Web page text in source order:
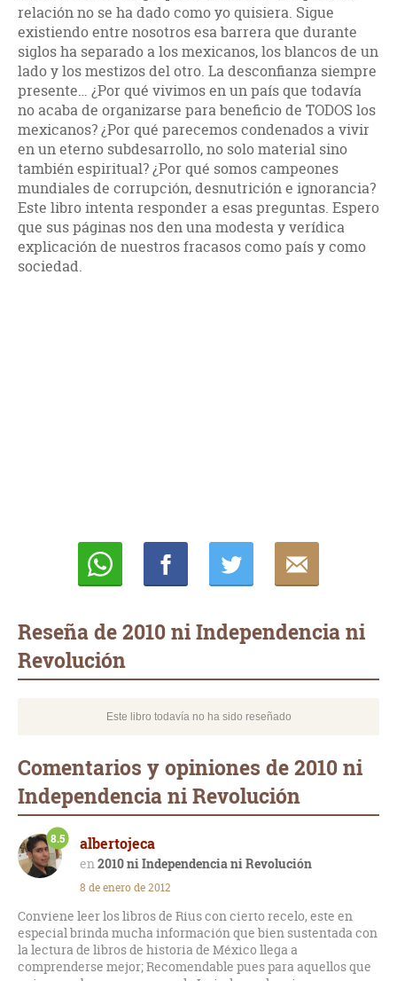
relación no se ha dado como yo quisiera. Sigue
existiendo entre nosotros esa barrera que durante
siglos ha separado a los mexicanos, los blancos de un
lado y los mestizos del otro. La desconfianza siempre
presente… ¿Por qué vivimos en un país que todavía
no acaba de organizarse para beneficio de TODOS los
mexicanos? ¿Por qué parecemos condenados a vivir
en un eterno subdesarrollo, no solo material sino
también espiritual? ¿Por qué somos campeones
mundiales de corrupción, desnutrición e ignorancia?
Este libro intenta responder a esas preguntas. Espero
que sus páginas nos den una modesta y verídica
explicación de nuestros fracasos como país y como
sociedad.
Reseña de 2010 ni Independencia ni
Revolución
Este libro todavía no ha sido reseñado
Comentarios y opiniones de 2010 ni
Independencia ni Revolución
albertojeca
2010 ni Independencia ni Revolución
8.5
8 de enero de 2012
Conviene leer los libros de Rius con cierto recelo, este en
especial brinda mucha información que bien sustentada con
la lectura de libros de historia de México llega a
comprenderse mejor; Recomendable pues para aquellos que